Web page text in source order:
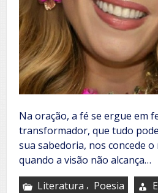
Na oração, a fé se ergue em
transformador, que tudo
sua sabedoria, nos concede
quando a visão não alcança…
Literatura , Poesia